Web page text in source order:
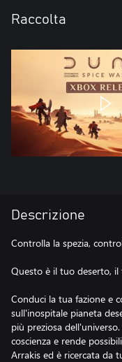
Raccolta
Descrizione
Controlla la spezia,
Questo è il tuo deserto, il
Conduci la tua fazione e
sull'inospitale pianeta
più preziosa
coscienza e rende
Arrakis ed è ricercata da